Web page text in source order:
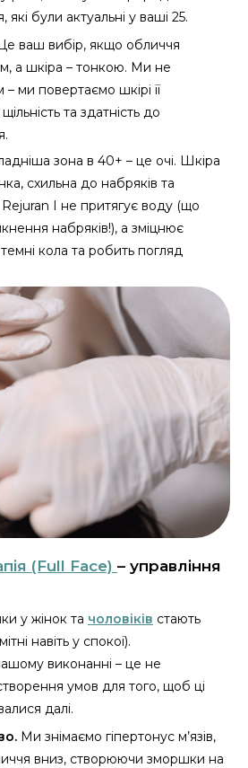
були актуальні у ваші 25.
Це ваш вибір, якщо обличчя
а шкіра – тонкою. Ми не
ми повертаємо шкірі її
та здатність до
зона в 40+ – це очі. Шкіра
схильна до набряків та
Rejuran I не притягує воду (що
набряків!), а зміцнює
кола та робить погляд
(Full Face) – управління
у жінок та чоловіків стають
навіть у спокої).
виконанні – це не
умов для того, щоб ці
далі.
Ми знімаємо гіпертонус м’язів,
вниз, створюючи зморшки на